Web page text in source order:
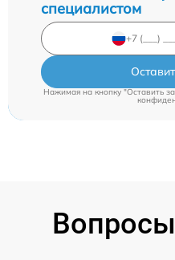
специалистом
Нажимая на кнопку "Оставить